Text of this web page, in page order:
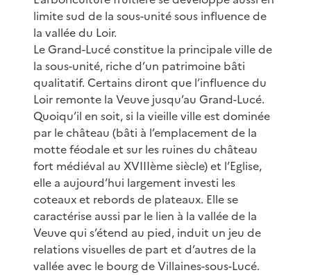
limite sud de la sous-unité sous influence de
la vallée du Loir.
Le Grand-Lucé constitue la principale ville de
la sous-unité, riche d’un patrimoine bâti
qualitatif. Certains diront que l’influence du
Loir remonte la Veuve jusqu’au Grand-Lucé.
Quoiqu’il en soit, si la vieille ville est dominée
par le château (bâti à l’emplacement de la
motte féodale et sur les ruines du château
fort médiéval au XVIIIème siècle) et l’Eglise,
elle a aujourd’hui largement investi les
coteaux et rebords de plateaux. Elle se
caractérise aussi par le lien à la vallée de la
Veuve qui s’étend au pied, induit un jeu de
relations visuelles de part et d’autres de la
vallée avec le bourg de Villaines-sous-Lucé.